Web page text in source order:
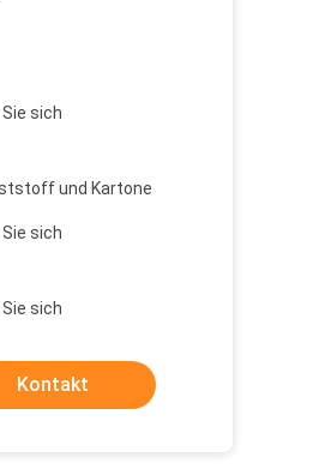
sich
und Kartone
sich
sich
Kontakt